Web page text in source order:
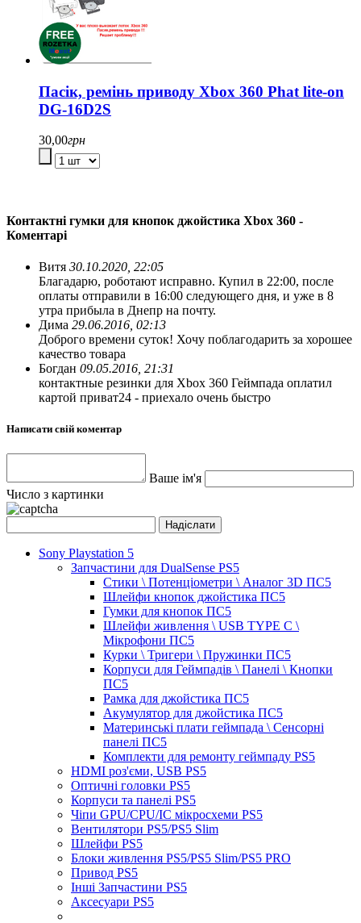
Пасік, ремінь приводу Xbox 360 Phat lite-on
DG-16D2S
30,00грн
Контактні гумки для кнопок джойстика Xbox 360 -
Коментарі
Витя 30.10.2020, 22:05
Благадарю, роботают исправно. Купил в 22:00, после
оплаты отправили в 16:00 следующего дня, и уже в 8
утра прибыла в Днепр на почту.
Дима 29.06.2016, 02:13
Доброго времени суток! Хочу поблагодарить за хорошее
качество товара
Богдан 09.05.2016, 21:31
контактные резинки для Xbox 360 Геймпада оплатил
картой приват24 - приехало очень быстро
Написати свій коментар
Ваше ім'я
Число з картинки
Sony Playstation 5
Запчастини для DualSense PS5
Стики \ Потенціометри \ Аналог 3D ПС5
Шлейфи кнопок джойстика ПС5
Гумки для кнопок ПС5
Шлейфи живлення \ USB TYPE C \
Мікрофони ПС5
Курки \ Тригери \ Пружинки ПС5
Корпуси для Геймпадів \ Панелі \ Кнопки
ПС5
Рамка для джойстика ПС5
Акумулятор для джойстика ПС5
Материнські плати геймпада \ Сенсорні
панелі ПС5
Комплекти для ремонту геймпаду PS5
HDMI роз'єми, USB PS5
Оптичні головки PS5
Корпуси та панелі PS5
Чіпи GPU/CPU/IC мікросхеми PS5
Вентилятори PS5/PS5 Slim
Шлейфи PS5
Блоки живлення PS5/PS5 Slim/PS5 PRO
Привод PS5
Інші Запчастини PS5
Аксесуари PS5